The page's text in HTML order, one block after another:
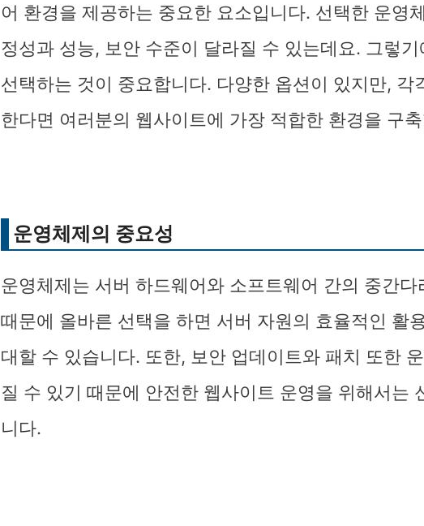
어 환경을 제공하는 중요한 요소입니다. 선택한 운영
정성과 성능, 보안 수준이 달라질 수 있는데요. 그렇
선택하는 것이 중요합니다. 다양한 옵션이 있지만, 각
한다면 여러분의 웹사이트에 가장 적합한 환경을 구
운영체제의 중요성
운영체제는 서버 하드웨어와 소프트웨어 간의 중간다
때문에 올바른 선택을 하면 서버 자원의 효율적인 활
대할 수 있습니다. 또한, 보안 업데이트와 패치 또한
질 수 있기 때문에 안전한 웹사이트 운영을 위해서는
니다.